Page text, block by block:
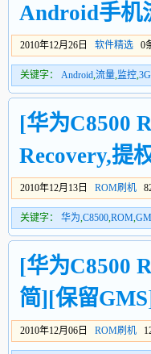
Android手
2010年12月26日 软件精选 0
关键字： Android,流量,监控,
[华为C8500
Recovery,提
2010年12月13日 ROM刷机
关键字： 华为,C8500,ROM,
[华为C8500
简][保留
2010年12月06日 ROM刷机